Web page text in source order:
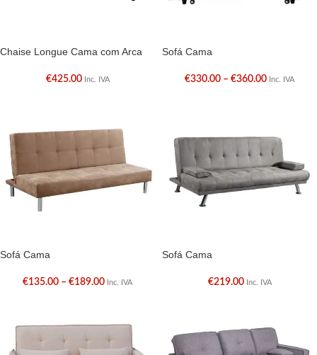
Chaise Longue Cama com Arca
€425.00 Inc. IVA
Sofá Cama
€330.00 – €360.00 Inc. IVA
Sofá Cama
€135.00 – €189.00 Inc. IVA
Sofá Cama
€219.00 Inc. IVA